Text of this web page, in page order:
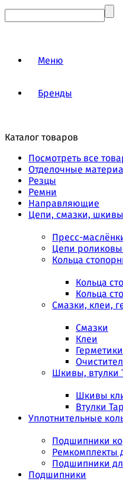
Меню
Бренды
Каталог товаров
Посмотреть все
Отделочные
Резцы
Ремни
Направляющие
Цепи, смазки, шкивы
Пресс-
Цепи
Кольца
Кольца
Кольца
Смазки, клеи,
Смазки
Клеи
Шкивы, втулки
Шкивы
Втулки
Уплотнительные
Подшипники
Ремкомплекты
Подшипники
Подшипники